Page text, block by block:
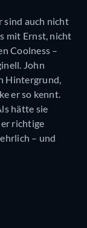
sind auch nicht
mit Ernst, nicht
Coolness –
John
Hintergrund,
er so kennt.
hätte sie
richtige
– und